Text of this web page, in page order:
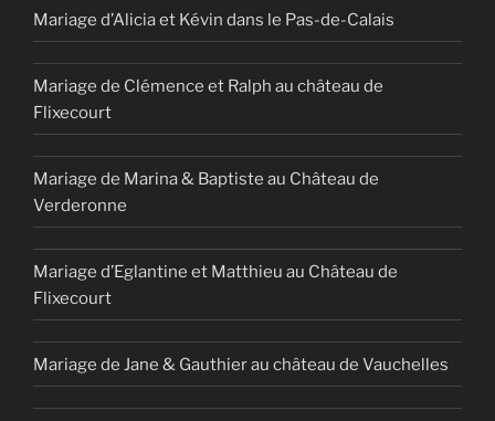
Mariage d’Alicia et Kévin dans le Pas-de-Calais
Mariage de Clémence et Ralph au château de
Flixecourt
Mariage de Marina & Baptiste au Château de
Verderonne
Mariage d’Eglantine et Matthieu au Château de
Flixecourt
Mariage de Jane & Gauthier au château de Vauchelles